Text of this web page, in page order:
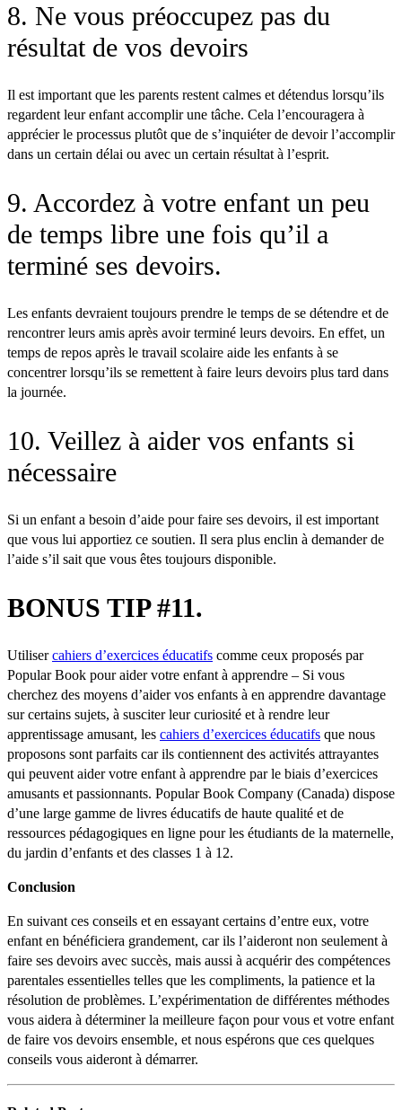
8. Ne vous préoccupez pas du
résultat de vos devoirs
Il est important que les parents restent calmes et détendus lorsqu’ils
regardent leur enfant accomplir une tâche. Cela l’encouragera à
apprécier le processus plutôt que de s’inquiéter de devoir l’accomplir
dans un certain délai ou avec un certain résultat à l’esprit.
9. Accordez à votre enfant un peu
de temps libre une fois qu’il a
terminé ses devoirs.
Les enfants devraient toujours prendre le temps de se détendre et de
rencontrer leurs amis après avoir terminé leurs devoirs. En effet, un
temps de repos après le travail scolaire aide les enfants à se
concentrer lorsqu’ils se remettent à faire leurs devoirs plus tard dans
la journée.
10. Veillez à aider vos enfants si
nécessaire
Si un enfant a besoin d’aide pour faire ses devoirs, il est important
que vous lui apportiez ce soutien. Il sera plus enclin à demander de
l’aide s’il sait que vous êtes toujours disponible.
BONUS TIP #11.
Utilisercahiers d’exercices éducatifs comme ceux proposés par
Popular Book pour aider votre enfant à apprendre – Si vous
cherchez des moyens d’aider vos enfants à en apprendre davantage
sur certains sujets, à susciter leur curiosité et à rendre leur
apprentissage amusant, les cahiers d’exercices éducatifs que nous
proposons sont parfaits car ils contiennent des activités attrayantes
qui peuvent aider votre enfant à apprendre par le biais d’exercices
amusants et passionnants. Popular Book Company (Canada) dispose
d’une large gamme de livres éducatifs de haute qualité et de
ressources pédagogiques en ligne pour les étudiants de la maternelle,
du jardin d’enfants et des classes 1 à 12.
Conclusion
En suivant ces conseils et en essayant certains d’entre eux, votre
enfant en bénéficiera grandement, car ils l’aideront non seulement à
faire ses devoirs avec succès, mais aussi à acquérir des compétences
parentales essentielles telles que les compliments, la patience et la
résolution de problèmes. L’expérimentation de différentes méthodes
vous aidera à déterminer la meilleure façon pour vous et votre enfant
de faire vos devoirs ensemble, et nous espérons que ces quelques
conseils vous aideront à démarrer.